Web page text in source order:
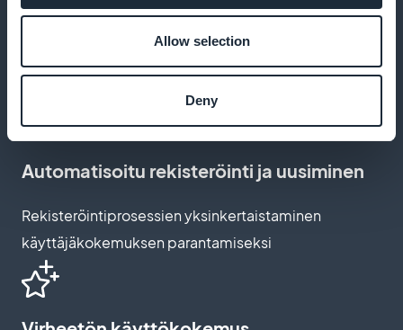
Allow selection
Deny
Räätälöidyt tilauspolut
Automatisoitu rekisteröinti ja uusiminen
Rekisteröintiprosessien yksinkertaistaminen
käyttäjäkokemuksen parantamiseksi